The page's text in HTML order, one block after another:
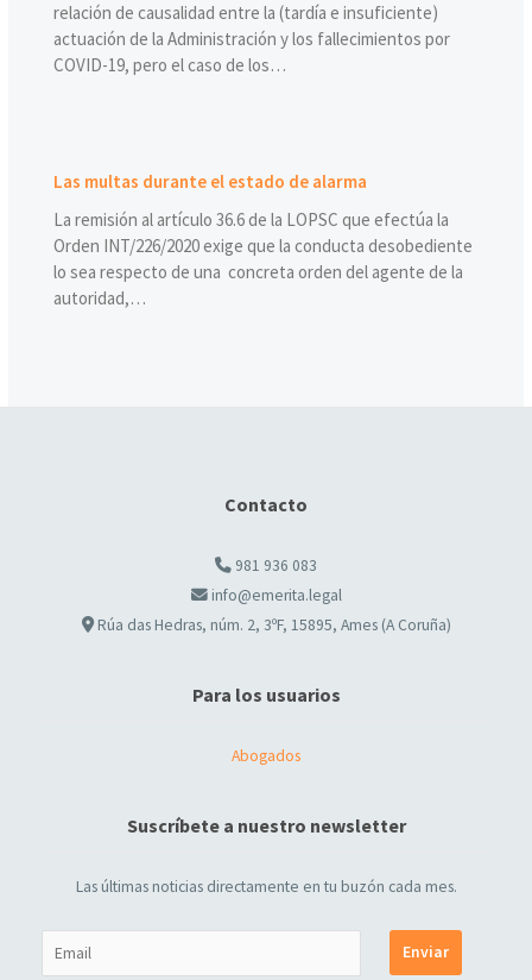
relación de causalidad entre la (tardía e insuficiente)
actuación de la Administración y los fallecimientos por
COVID-19, pero el caso de los…
Las multas durante el estado de alarma
La remisión al artículo 36.6 de la LOPSC que efectúa la
Orden INT/226/2020 exige que la conducta desobediente
lo sea respecto de una concreta orden del agente de la
autoridad,…
Contacto
981 936 083
info@emerita.legal
Rúa das Hedras, núm. 2, 3ºF, 15895, Ames (A Coruña)
Para los usuarios
Abogados
Suscríbete a nuestro newsletter
Las últimas noticias directamente en tu buzón cada mes.